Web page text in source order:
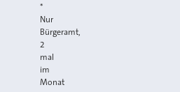
*
Nur
Bürgeramt,
2
mal
im
Monat